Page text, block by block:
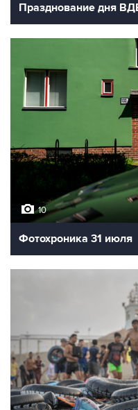
Празднование дня
10
Фотохроника 31 июля